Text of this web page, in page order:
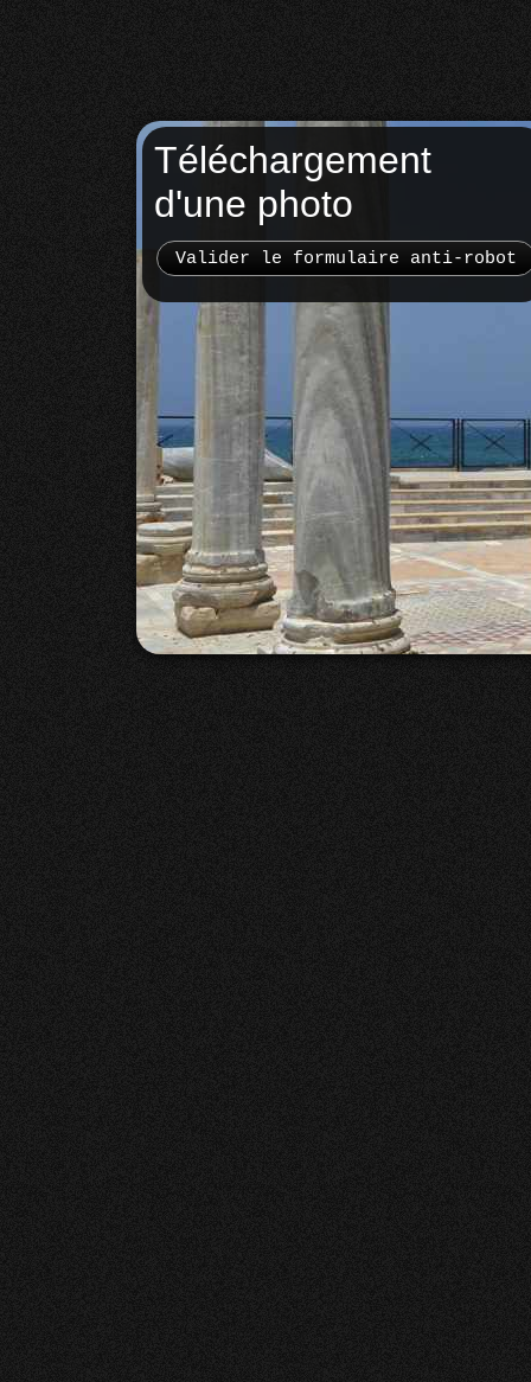
Téléchargement
d'une photo